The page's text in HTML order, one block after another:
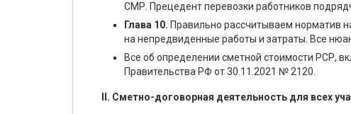
СМР. Прецедент перевозки работников
Глава 10. Правильно рассчитываем норматив
на непредвиденные работы и затраты. Все
Все об определении сметной стоимости РСР,
Правительства РФ от 30.11.2021 № 2120.
II. Сметно-договорная деятельность для всех